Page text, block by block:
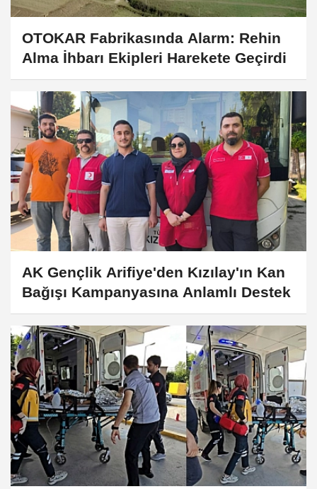
OTOKAR Fabrikasında Alarm: Rehin
Alma İhbarı Ekipleri Harekete Geçirdi
AK Gençlik Arifiye'den Kızılay'ın Kan
Bağışı Kampanyasına Anlamlı Destek